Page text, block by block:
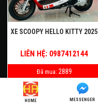
XE SCOOPY HELLO KITTY 2025
LIÊN HỆ: 0987412144
Đã mua: 2889
HOME MESSENGER